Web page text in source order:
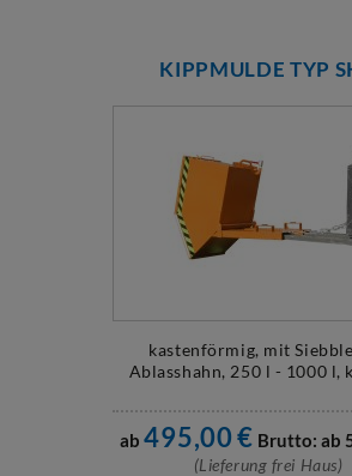
KIPPMULDE TYP
kastenförmig, mit
Ablasshahn, 250 l - 1000 l,
ab 495,00€ Brutto: ab
(Lieferung frei Haus)